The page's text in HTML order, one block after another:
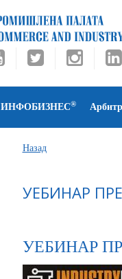
ИНФОБИЗНЕС®
Назад
УЕБИНАР
УЕБИНАР